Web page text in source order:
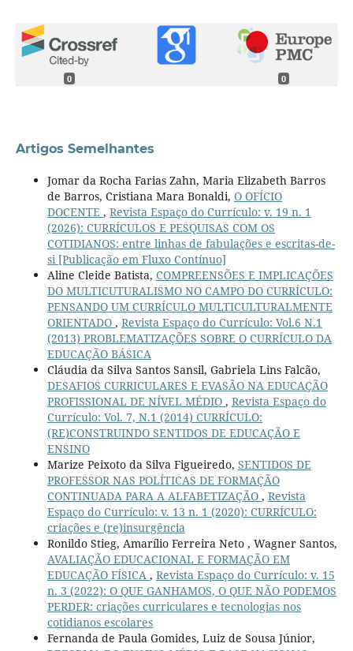
0 0
Artigos Semelhantes
Jomar da Rocha Farias Zahn, Maria Elizabeth Barros
de Barros, Cristiana Mara Bonaldi, O OFÍCIO
DOCENTE , Revista Espaço do Currículo: v. 19 n. 1
(2026): CURRÍCULOS E PESQUISAS COM OS
COTIDIANOS: entre linhas de fabulações e escritas-de-
si [Publicação em Fluxo Contínuo]
Aline Cleide Batista, COMPREENSÕES E IMPLICAÇÕES
DO MULTICUTURALISMO NO CAMPO DO CURRÍCULO:
PENSANDO UM CURRÍCULO MULTICULTURALMENTE
ORIENTADO , Revista Espaço do Currículo: Vol.6 N.1
(2013) PROBLEMATIZAÇÕES SOBRE O CURRÍCULO DA
EDUCAÇÃO BÁSICA
Cláudia da Silva Santos Sansil, Gabriela Lins Falcão,
DESAFIOS CURRICULARES E EVASÃO NA EDUCAÇÃO
PROFISSIONAL DE NÍVEL MÉDIO , Revista Espaço do
Currículo: Vol. 7, N.1 (2014) CURRÍCULO:
(RE)CONSTRUINDO SENTIDOS DE EDUCAÇÃO E
ENSINO
Marize Peixoto da Silva Figueiredo, SENTIDOS DE
PROFESSOR NAS POLÍTICAS DE FORMAÇÃO
CONTINUADA PARA A ALFABETIZAÇÃO , Revista
Espaço do Currículo: v. 13 n. 1 (2020): CURRÍCULO:
criações e (re)insurgência
Ronildo Stieg, Amarílio Ferreira Neto , Wagner Santos,
AVALIAÇÃO EDUCACIONAL E FORMAÇÃO EM
EDUCAÇÃO FÍSICA , Revista Espaço do Currículo: v. 15
n. 3 (2022): O QUE GANHAMOS, O QUE NÃO PODEMOS
PERDER: criações curriculares e tecnologias nos
cotidianos escolares
Fernanda de Paula Gomides, Luiz de Sousa Júnior,